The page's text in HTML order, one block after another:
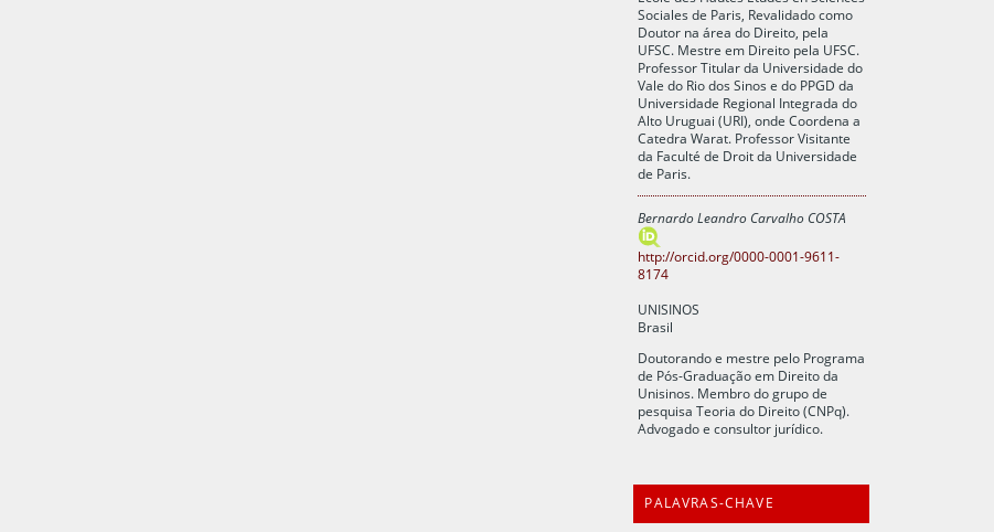
Sociales de Paris, Revalidado como
Doutor na área do Direito, pela
UFSC. Mestre em Direito pela UFSC.
Professor Titular da Universidade do
Vale do Rio dos Sinos e do PPGD da
Universidade Regional Integrada do
Alto Uruguai (URI), onde Coordena a
Catedra Warat. Professor Visitante
da Faculté de Droit da Universidade
de Paris.
Bernardo Leandro Carvalho COSTA
http://orcid.org/0000-0001-9611-
8174
UNISINOS
Brasil
Doutorando e mestre pelo Programa
de Pós-Graduação em Direito da
Unisinos. Membro do grupo de
pesquisa Teoria do Direito (CNPq).
Advogado e consultor jurídico.
PALAVRAS-CHAVE